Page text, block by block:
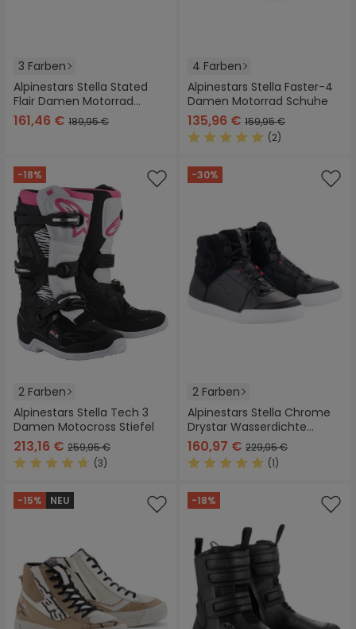
3 Farben
Alpinestars Stella Stated
Flair Damen Motorrad
Schuhe
161,46 € 189,95 €
4 Farben
Alpinestars Stella Faster-4
Damen Motorrad Schuhe
135,96 € 159,95 €
(2)
-18%
2 Farben
Alpinestars Stella Tech 3
Damen Motocross Stiefel
213,16 € 259,95 €
(3)
-30%
2 Farben
Alpinestars Stella Chrome
Drystar Wasserdichte
Damen Motorradschuhe
160,97 € 229,95 €
(1)
-15% NEU -18%